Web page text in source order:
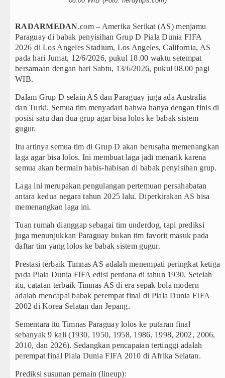
Rico Waas : Kemerdekaan Harus Dirasakan
Akses Jalan ke Pemandian Air Panas Doulu
Dayang Nan Tujuh Menggetarkan Gedung
Tim Gabungan Ringkus 3 Tersangka Pungli di
Emma Raducanu Absen di Grand Slam Tenis
Juventus Dikalahkan Inter Milan di Laga
PSG Ditahan Manchester United Main Imbang
Chelsea Gilas AC Milan di Laga Persahabatan
Ketua GRIB Jaya Labuhanbatu Gelar
Gubernur Bobby Nasution Minta Kepala
Rico Waas : Kemerdekaan Harus Dirasakan
Akses Jalan ke Pemandian Air Panas Doulu
Dayang Nan Tujuh Menggetarkan Gedung
RADARMEDAN.com – Amerika Serikat (AS) menjamu
Paraguay di babak penyisihan Grup D Piala Dunia FIFA
2026 diLos Angeles Stadium, Los Angeles, California, AS
pada hari Jumat, 12/6/2026, pukul 18.00 waktu setempat
bersamaan dengan hari Sabtu, 13/6/2026, pukul 08.00 pagi
WIB.
Dalam Grup D selain AS dan Paraguay juga ada Australia
dan Turki. Semua tim menyadari bahwa hanya dengan finis di
posisi satu dan dua grup agar bisa lolos ke babak sistem
gugur.
Itu artinya semua tim di Grup D akan berusaha memenangkan
laga agar bisa lolos. Ini membuat laga jadi menarik karena
semua akan bermain habis-habisan di babak penyisihan grup.
Laga ini merupakan pengulangan pertemuan persahabatan
antara kedua negara tahun 2025 lalu.Diperkirakan AS bisa
memenangkan laga ini.
Tuan rumah dianggap sebagai tim underdog, tapi prediksi
juga menunjukkan Paraguay bukan tim favorit masuk pada
daftar tim yang lolos ke babak sistem gugur.
Prestasi terbaik Timnas AS adalah menempati peringkat ketiga
pada Piala Dunia FIFA edisi perdana di tahun 1930. Setelah
itu, catatan terbaik Timnas AS di era sepak bola modern
adalah mencapai babak perempat final di Piala Dunia FIFA
2002 di Korea Selatan dan Jepang.
Sementara itu Timnas Paraguay lolos ke putaran final
sebanyak 9 kali (1930, 1950, 1958, 1986, 1998, 2002, 2006,
2010, dan 2026). Sedangkan pencapaian tertinggi adalah
perempat final Piala Dunia FIFA 2010 di Afrika Selatan.
Prediksi susunan pemain (lineup):